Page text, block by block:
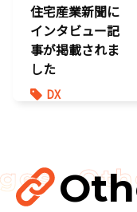
住宅産業新聞に
インタビュー記
事が掲載されま
した
DX